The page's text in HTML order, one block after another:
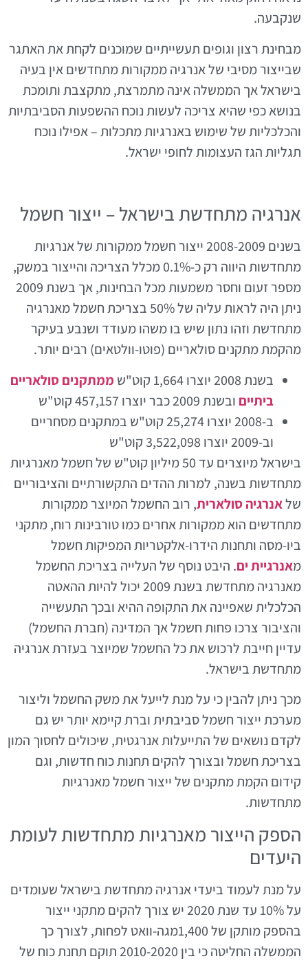
שנקבעה.
מבחינת רצון וגופים תעשייתיים שמוכנים לקחת את האתגר
שבייצור מסיבי של אנרגיה ממקורות מתחדשים אין בעיה
בישראל אך הממשלה אינה מתמרצת, מתקצבת ותומכת
בנושא כפי שהיא צריכה לעשות נוכח ההשפעות הסביבתיות
והכלכליות של שימוש באנרגיות מתכלות – אפילו נוכח
תגליות הגז העצומות לחופי ישראל.
אנרגיה מתחדשת בישראל – ייצור חשמל
בשנים 2008-2009 ייצור חשמל ממקורות של אנרגיות
מתחדשות היווה רק כ-0.1% מכלל הצריכה והייצור במשק,
מספר זעום וחסר משמעות מכל הבחינות, אך בשנת 2009
ניתן היה לראות עליה של 50% בצריכת חשמל מאנרגיה
מתחדשת וזהו נתון שיש בו משהו מעודד ושנבע בעיקר
מהקמת מתקנים סולאריים (פוטו-וולטאים) רבים יותר.
בשנת 2008 יוצרו 1,664 קוט"ש
ממתקנים סולאריים
ביתיים ובשנת 2009 כבר יוצרו 457,157 קוט"ש
ב-2008 יוצרו 25,274 קוט"ש במתקנים מסחריים
וב-2009 יוצרו 3,522,098 קוט"ש
בישראל מיוצרים עד 50 מיליון קוט"ש של חשמל מאנרגיות
מתחדשות בשנה, למרות ההדים התקשורתיים והציבוריים
שלאנרגיה סולארית, רוב החשמל המיוצר ממקורות
מתחדשים הוא ממקורות אחרים כמו טורבינות רוח, מתקני
ביו-מסה ותחנות הידרו-אלקטריות המפיקות חשמל
מאנרגיית ים. היבט נוסף של העלייה בצריכת החשמל
מאנרגיה מתחדשת בשנת 2009 יכול להיות ההאטה
הכלכלית שאפיינה את התקופה ההיא ובכך התעשייה
והציבור צרכו פחות חשמל אך המדינה (חברת החשמל)
עדיין חייבת לרכוש את כל החשמל שמיוצר בעזרת אנרגיה
מתחדשת בישראל.
מכך ניתן להבין כי על מנת לייעל את משק החשמל וליצור
מערכת ייצור חשמל סביבתית וברת קיימא יותר יש גם
לקדם נושאים של התייעלות אנרגטית, שיכולים לחסוך המון
בצריכת חשמל ובצורך להקים תחנות כוח חדשות, וגם
קידום הקמת מתקנים של ייצור חשמל מאנרגיות
מתחדשות.
הספק הייצור מאנרגיות מתחדשות לעומת
היעדים
על מנת לעמוד ביעדי אנרגיה מתחדשת בישראל שעומדים
על 10% עד שנת 2020 יש צורך להקים מתקני ייצור
בהספק מותקן של 1,400מגה-וואט לפחות, לצורך כך
הממשלה החליטה כי בין 2010-2020 תוקם תחנת כוח של